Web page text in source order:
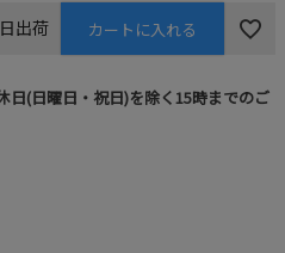
出荷 カートに入れる
日(日曜日・祝日)を除く15時までのご